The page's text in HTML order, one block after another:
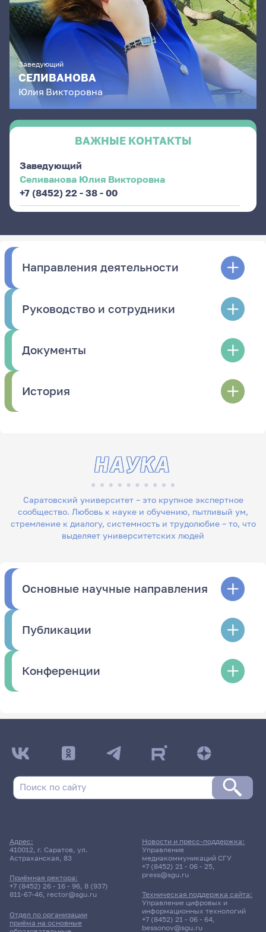
Заведующий
СЕЛИВАНОВА
Юлия Викторовна
ВАЖНЫЕ КОНТАКТЫ
Заведующий
Селиванова Юлия Викторовна
+7 (8452) 22 - 38 - 00
Направления деятельности
Руководство и сотрудники
Документы
История
Саратовский университет – это крупное экспертное
сообщество. Любовь к науке и обучению, пытливый ум,
стремление к диалогу, системность и трудолюбие – то, что
выделяет университетских людей
НАУКА
Основные научные направления
Публикации
Конференции
Адрес:
410012, г. Саратов, ул.
Астраханская, 83
Приёмная ректора:
+7 (8452) 26 - 16 - 96, 8 (937)
811-67-46, rector@sgu.ru
Отдел по организации
приёма на основные
Новости и пресс-поддержка:
Управление
медиакоммуникаций СГУ
+7 (8452) 21 - 06 - 25,
press@sgu.ru
Техническая поддержка сайта:
Управление цифровых и
информационных технологий
+7 (8452) 21 - 06 - 64,
bessonov@sgu.ru